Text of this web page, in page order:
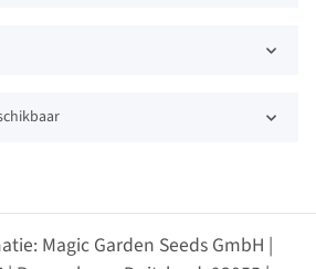
Magic Garden Seeds GmbH |